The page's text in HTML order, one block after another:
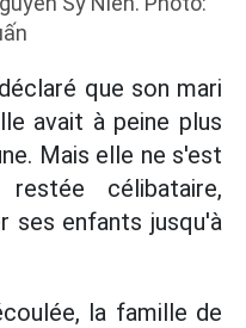
que son mari
avait à peine plus
Mais elle ne s'est
célibataire,
ses enfants jusqu'à
la famille de